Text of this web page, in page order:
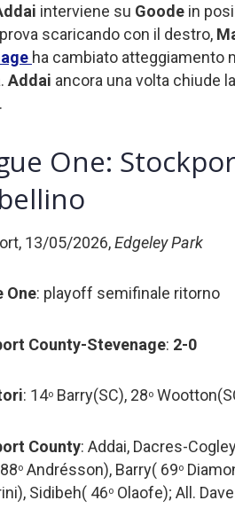
interviene su Goode in
scaricando con il destro,
ha cambiato atteggiamento
Addai ancora una volta chiude
One:
13/05/2026,Edgeley Park
One: playoff semifinale ritorno
County-Stevenage: 2-0
: 14o Barry(SC), 28o
County: Addai, Dacres-
o Andrésson), Barry( 69o
Sidibeh( 46o Olaofe); All. Dave